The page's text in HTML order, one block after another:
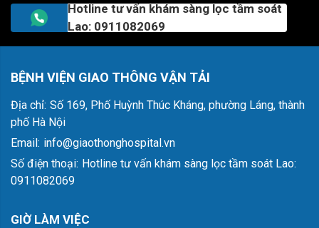
Hotline tư vấn khám sàng lọc tầm soát
Lao: 0911082069
BỆNH VIỆN GIAO THÔNG VẬN TẢI
Địa chỉ: Số 169, Phố Huỳnh Thúc Kháng, phường Láng, thành
phố Hà Nội
Email: info@giaothonghospital.vn
Số điện thoại: Hotline tư vấn khám sàng lọc tầm soát Lao:
0911082069
GIỜ LÀM VIỆC